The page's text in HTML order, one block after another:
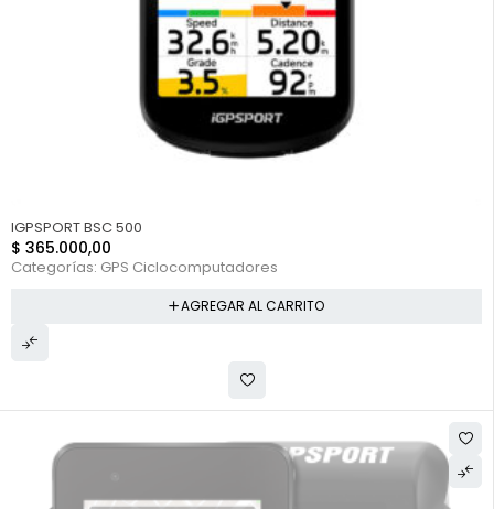
IGPSPORT BSC 500
$ 365.000,00
Categorías: GPS Ciclocomputadores
AGREGAR AL CARRITO